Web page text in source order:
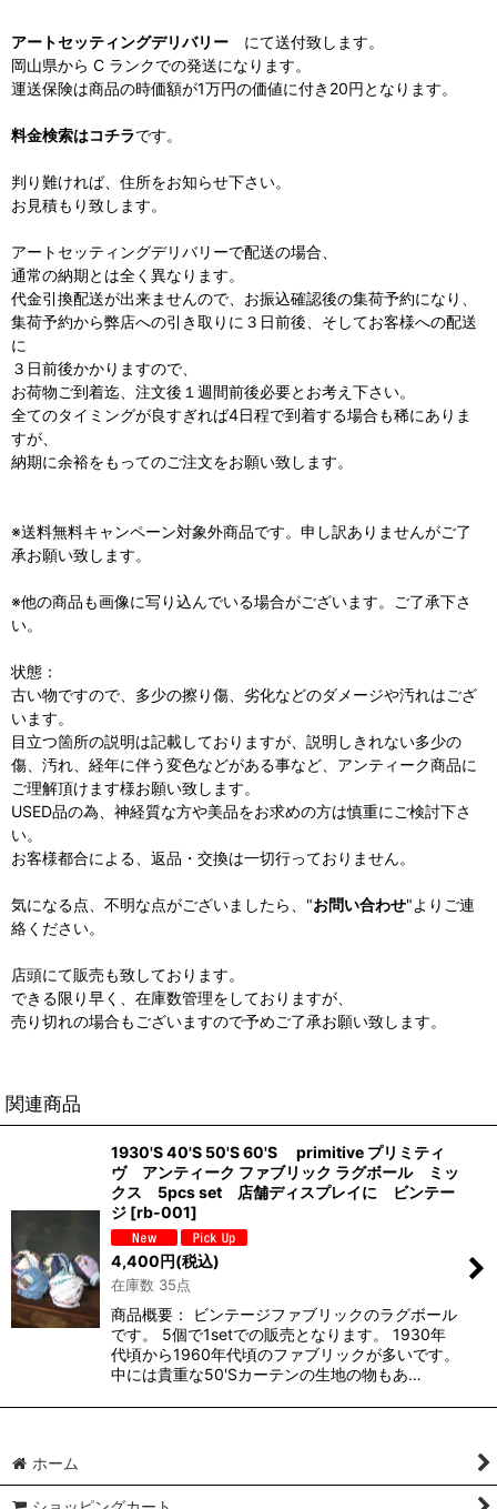
アートセッティングデリバリー にて送付致します。
岡山県から C ランクでの発送になります。
運送保険は商品の時価額が1万円の価値に付き20円となります。
料金検索はコチラです。
判り難ければ、住所をお知らせ下さい。
お見積もり致します。
アートセッティングデリバリーで配送の場合、
通常の納期とは全く異なります。
代金引換配送が出来ませんので、お振込確認後の集荷予約になり、
集荷予約から弊店への引き取りに３日前後、そしてお客様への配送
に
３日前後かかりますので、
お荷物ご到着迄、注文後１週間前後必要とお考え下さい。
全てのタイミングが良すぎれば4日程で到着する場合も稀にありま
すが、
納期に余裕をもってのご注文をお願い致します。
※送料無料キャンペーン対象外商品です。申し訳ありませんがご了
承お願い致します。
※他の商品も画像に写り込んでいる場合がございます。ご了承下さ
い。
状態：
古い物ですので、多少の擦り傷、劣化などのダメージや汚れはござ
います。
目立つ箇所の説明は記載しておりますが、説明しきれない多少の
傷、汚れ、経年に伴う変色などがある事など、アンティーク商品に
ご理解頂けます様お願い致します。
USED品の為、神経質な方や美品をお求めの方は慎重にご検討下さ
い。
お客様都合による、返品・交換は一切行っておりません。
気になる点、不明な点がございましたら、"お問い合わせ"よりご連
絡ください。
店頭にて販売も致しております。
できる限り早く、在庫数管理をしておりますが、
売り切れの場合もございますので予めご了承お願い致します。
関連商品
1930'S 40'S 50'S 60'S primitive プリミティ
ヴ アンティーク ファブリック ラグボール ミッ
クス 5pcs set 店舗ディスプレイに ビンテー
ジ [rb-001]
4,400円(税込)
在庫数 35点
商品概要： ビンテージファブリックのラグボール
です。 5個で1setでの販売となります。 1930年
代頃から1960年代頃のファブリックが多いです。
中には貴重な50'Sカーテンの生地の物もあ…
ホーム